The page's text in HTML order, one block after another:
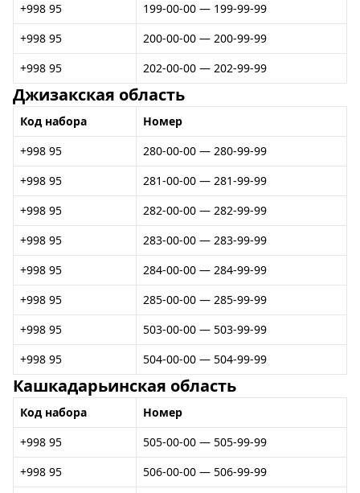
+998 95
199-00-00 — 199-99-99
+998 95
200-00-00 — 200-99-99
+998 95
202-00-00 — 202-99-99
Джизакская область
Код набора
Номер
+998 95
280-00-00 — 280-99-99
+998 95
281-00-00 — 281-99-99
+998 95
282-00-00 — 282-99-99
+998 95
283-00-00 — 283-99-99
+998 95
284-00-00 — 284-99-99
+998 95
285-00-00 — 285-99-99
+998 95
503-00-00 — 503-99-99
+998 95
504-00-00 — 504-99-99
Кашкадарьинская область
Код набора
Номер
+998 95
505-00-00 — 505-99-99
+998 95
506-00-00 — 506-99-99